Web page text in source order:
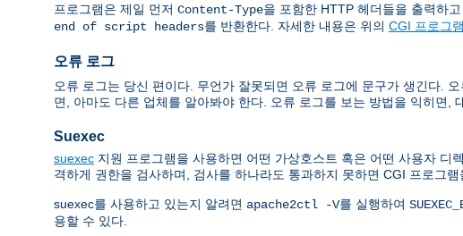
프로그램은 제일 먼저 Content-Type을 포함한 HTTP 헤더들을 출력하
end of script headers를 반환한다. 자세한 내용은 위의 CGI 프로그
오류 로그
오류 로그는 당신 편이다. 무언가 잘못되면 오류 로그에 문구가 생긴다.
면, 아마도 다른 업체를 알아봐야 한다. 오류 로그를 보는 방법을 익히면,
Suexec
suexec 지원 프로그램을 사용하면 어떤 가상호스트 혹은 어떤 사용자
격하게 권한을 검사하며, 검사를 하나라도 통과하지 못하면 CGI 프로그램
suexec를 사용하고 있는지 알려면 apache2ctl -V를 실행하여
용할 수 있다.